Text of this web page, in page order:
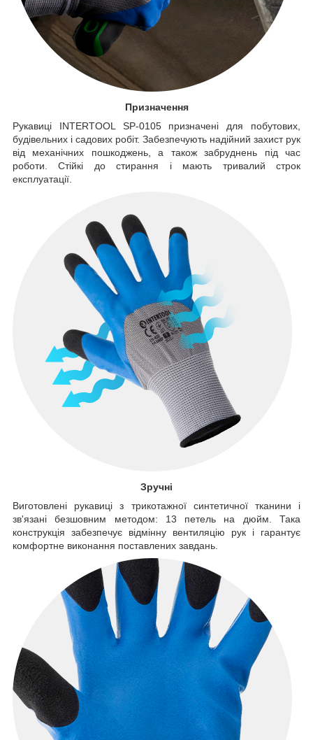
Призначення
Рукавиці INTERTOOL SP-0105 призначені для побутових,
будівельних і садових робіт. Забезпечують надійний захист рук
від механічних пошкоджень, а також забруднень під час
роботи. Стійкі до стирання і мають тривалий строк
експлуатації.
Зручні
Виготовлені рукавиці з трикотажної синтетичної тканини і
зв'язані безшовним методом: 13 петель на дюйм. Така
конструкція забезпечує відмінну вентиляцію рук і гарантує
комфортне виконання поставлених завдань.